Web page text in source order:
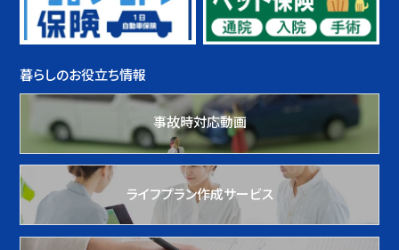
暮らしのお役立ち情報
事故時対応動画
ライフプラン作成サービス